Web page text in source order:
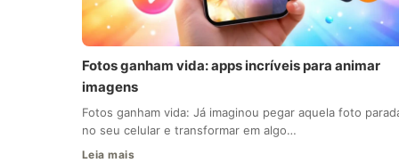
Fotos ganham vida: apps incríveis para animar
imagens
Fotos ganham vida: Já imaginou pegar aquela foto
no seu celular e transformar em algo…
Leia mais